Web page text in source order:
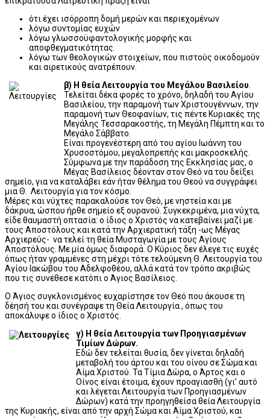
ότι έχει ισόρροπη δομή μερών και περιεχομένων
λόγω συντομίας ευχών
λόγω γλωσσοϋφαντολογικής μορφής και
αποφθεγματικότητας.
λόγω των θεολογικών στοιχείων, που πιστούς οικοδομούν
και αιρετικούς ανατρέπουν.
β) Η θεία Λειτουργία του Μεγάλου Βασιλείου
Τελείται δέκα φορές το χρόνο, δηλαδή του Αγίου
Βασιλείου, την παραμονή των Χριστουγέννων, την
παραμονή των Θεοφανίων, τις πέντε Κυριακές της
Μεγάλης Τεσσαρακοστής, τη Μεγάλη Πέμπτη και το
Μεγάλο Σάββατο.
Είναι προγενέστερη από του αγίου Ιωάννη του
Χρυσοστόμου, μεγαλοπρεπής και μακροσκελής.
Σύμφωνα με την παράδοση της Εκκλησίας μας, ο
Μέγας Βασίλειος δέονταν στον Θεό να του δείξει
σημείο, για να καταλάβει εάν ήταν θέλημα του Θεού να συγγράψει
μια Θ. Λειτουργία για τον κόσμο.
Μέρες και νύχτες παρακαλούσε τον Θεό, με νηστεία και με
δάκρυα, ώσπου ήρθε σημείο εξ ουρανού. Συγκεκριμένα, μια νύχτα,
είδε θαυμαστή οπτασία: ο ίδιος ο Χριστός να κατεβαίνει μαζί με
τους Αποστόλους και κατά την Αρχιερατική τάξη -ως Μέγας
Αρχιερεύς- να τελεί τη θεία Μυσταγωγία με τους Αγίους
Αποστόλους. Με μία όμως διαφορά. Ο Κύριος δεν έλεγε τις ευχές
όπως ήταν γραμμένες στη μέχρι τότε τελούμενη Θ. Λειτουργία του
Αγίου Ιακώβου του Αδελφοθέου, αλλά κατά τον τρόπο ακριβώς
που τις συνέθεσε κατόπι ο Άγιος Βασίλειος.
Ο Άγιος συγκλονισμένος ευχαρίστησε τον Θεό που άκουσε τη
δέησή του και συνέγραψε τη Θεία Λειτουργία , όπως του
αποκάλυψε ο ίδιος ο Χριστός.
γ) Η θεία Λειτουργία των Προηγιασμένων
Τιμίων Δώρων.
Εδώ δεν τελείται θυσία, δεν γίνεται δηλαδή
μεταβολή του άρτου και του οίνου σε Σώμα και
Αίμα Χριστού. Τα Τίμια Δώρα, ο Άρτος και ο
Οίνος είναι έτοιμα, έχουν προαγιασθή (γι’ αυτό
και λέγεται Λειτουργία των Προηγιασμένων
Δώρων) κατά την προηγηθείσα θεία Λειτουργία
της Κυριακής, είναι από την αρχή Σώμα και Αίμα Χριστού, και